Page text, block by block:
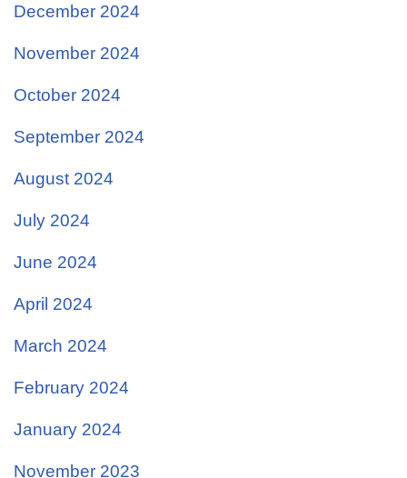
December 2024
November 2024
October 2024
September 2024
August 2024
July 2024
June 2024
April 2024
March 2024
February 2024
January 2024
November 2023